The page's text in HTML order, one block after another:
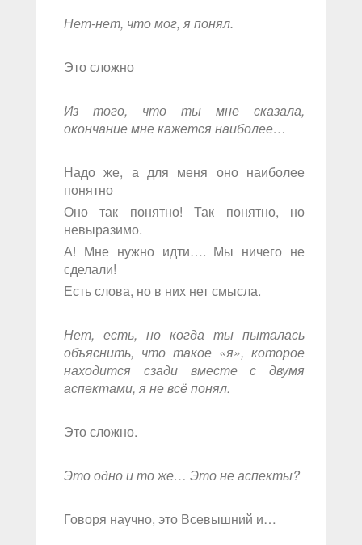
Нет-нет, что мог, я понял.
Это сложно
Из того, что ты мне сказала,
окончание мне кажется наиболее…
Надо же, а для меня оно наиболее
понятно
Оно так понятно! Так понятно, но
невыразимо.
А! Мне нужно идти…. Мы ничего не
сделали!
Есть слова, но в них нет смысла.
Нет, есть, но когда ты пыталась
объяснить, что такое «я», которое
находится сзади вместе с двумя
аспектами, я не всё понял.
Это сложно.
Это одно и то же… Это не аспекты?
Говоря научно, это Всевышний и…